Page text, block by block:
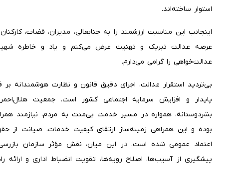
استوار ساخته‌اند.
اینجانب این مناسبت ارزشمند را به جنابعالی، مدیران، قضات،
عرصه عدالت تبریک و تهنیت عرض می‌کنم و یاد و خاطره شهید
عدالت‌خواهی را گرامی می‌دارم.
بی‌تردید استقرار عدالت، اجرای دقیق قانون و نظارت هوشمندانه بر
پایدار و افزایش سرمایه اجتماعی کشور است. جمعیت
بشردوستانه، همواره در مسیر خدمت بی‌منت به مردم، نیازمند
بوده و این همراهی زمینه‌ساز ارتقای کیفیت خدمات، صیانت از
اعتماد عمومی شده است. در این میان، نقش مؤثر سازمان
پیشگیری از آسیب‌ها، اصلاح رویه‌ها، تقویت انضباط اداری و ارائه